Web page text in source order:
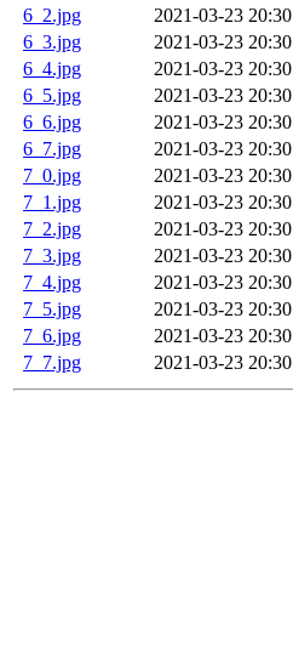
6_2.jpg
2021-03-23 20:30
6_3.jpg
2021-03-23 20:30
6_4.jpg
2021-03-23 20:30
6_5.jpg
2021-03-23 20:30
6_6.jpg
2021-03-23 20:30
6_7.jpg
2021-03-23 20:30
7_0.jpg
2021-03-23 20:30
7_1.jpg
2021-03-23 20:30
7_2.jpg
2021-03-23 20:30
7_3.jpg
2021-03-23 20:30
7_4.jpg
2021-03-23 20:30
7_5.jpg
2021-03-23 20:30
7_6.jpg
2021-03-23 20:30
7_7.jpg
2021-03-23 20:30